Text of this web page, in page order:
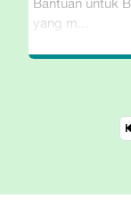
Bantuan untuk
yang m...